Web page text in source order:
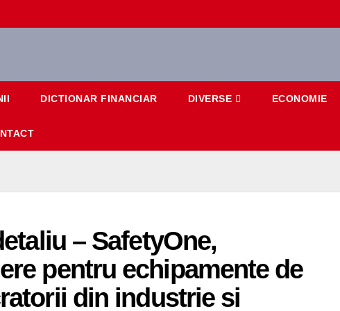
DICTIONAR FINANCIAR DIVERSE ECONOMIE
– SafetyOne,
pentru echipamente de
din industrie si